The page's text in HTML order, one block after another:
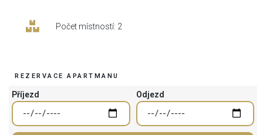
Počet místností: 2
REZERVACE APARTMANU
Příjezd Odjezd